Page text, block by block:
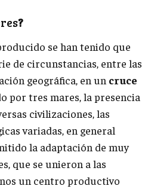
?
se han tenido que
de circunstancias, entre las
geográfica, en un cruce
por tres mares, la presencia
civilizaciones, las
variadas, en general
la adaptación de muy
que se unieron a las
un centro productivo